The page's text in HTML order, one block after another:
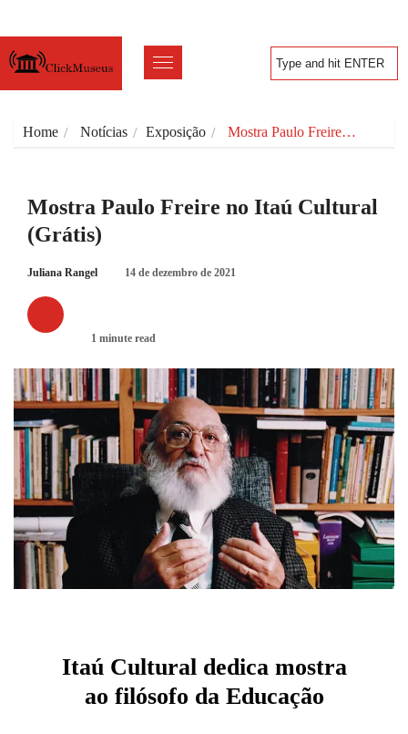
Home Notícias Exposição Mostra Paulo Freire…
Mostra Paulo Freire no Itaú Cultural
(Grátis)
Juliana Rangel 14 de dezembro de 2021
1 minute read
Itaú Cultural dedica mostra
ao filósofo da Educação